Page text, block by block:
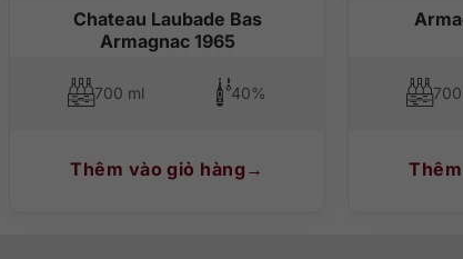
Chateau Laubade Bas
Armagnac 1965
700 ml 40%
Thêm vào giỏ hàng